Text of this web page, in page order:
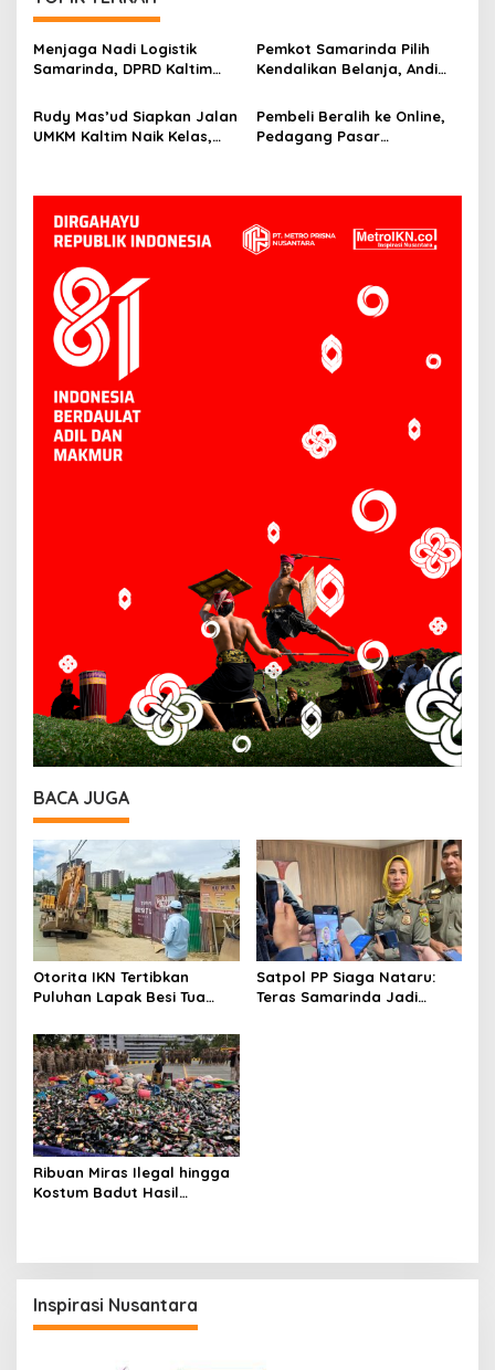
Menjaga Nadi Logistik
Samarinda, DPRD Kaltim
Mahulu
Pemkot Samarinda Pilih
Kendalikan Belanja, Andi
Penting daripada Berutang
Rudy Mas’ud Siapkan Jalan
UMKM Kaltim Naik Kelas,
Pembeli Beralih ke Online,
Pedagang Pasar
BACA JUGA
Otorita IKN Tertibkan
Puluhan Lapak Besi Tua
Satpol PP Siaga Nataru:
Teras Samarinda Jadi
Ribuan Miras Ilegal hingga
Kostum Badut Hasil
Inspirasi Nusantara